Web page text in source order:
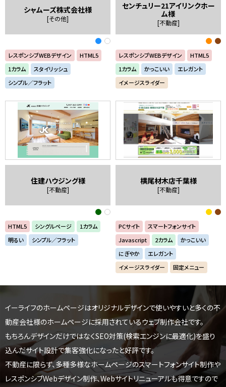
シャムーズ株式会社様
[その他]
レスポンシブWEBデザイン
HTML5
1カラム
スタイリッシュ
シンプル／フラット
センチュリー21アイリンクホー
ム様
[不動産]
レスポンシブWEBデザイン
HTML5
1カラム
かっこいい
エレガント
イメージスライダー
住建ハウジング様
[不動産]
HTML5 シングルページ
1カラム
明るい
シンプル／フラット
横尾材木店千葉様
[不動産]
PCサイト
スマートフォンサイト
Javascript
2カラム
かっこいい
にぎやか
エレガント
イメージスライダー
固定メニュー
イーライフのホームページはオリジナルデザインで使いやすいと多くの不
動産会社様のホームページに採用されているウェブ制作会社です。
もちろんデザインだけではなくSEO対策(検索エンジンに最適化)を盛り
込んだサイト設計で集客強化になったと好評です。
不動産に限らず、多種多様なホームページのスマートフォンサイト制作や
レスポンシブWebデザイン制作、Webサイトリニューアルも得意ですので